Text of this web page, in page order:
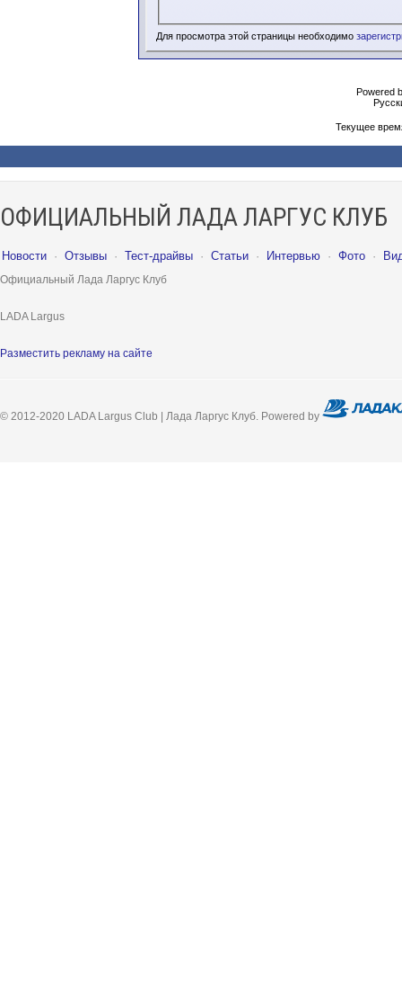
Для просмотра этой страницы необходимо
Powered
Текущее
ОФИЦИАЛЬНЫЙ ЛАДА ЛАРГУС КЛУБ
Новости · Отзывы · Тест-драйвы · Статьи · Интервью · Фото ·
Официальный Лада Ларгус Клуб
LADA Largus
Разместить рекламу на сайте
© 2012-2020 LADA Largus Club | Лада Ларгус Клуб. Powered by